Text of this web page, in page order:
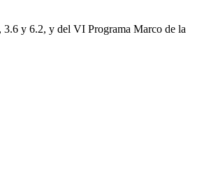
3.6 y 6.2, y del VI Programa Marco de la